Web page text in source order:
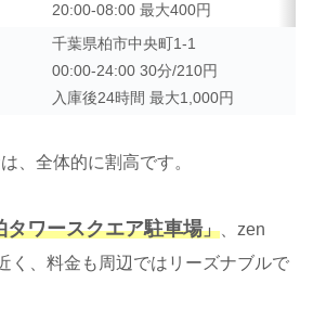
20:00-08:00 最大400円
千葉県柏市中央町1-1
00:00-24:00 30分/210円
入庫後24時間 最大1,000円
、全体的に割高です。
タワースクエア駐車場」 、zen
く、料金も周辺ではリーズナブルで